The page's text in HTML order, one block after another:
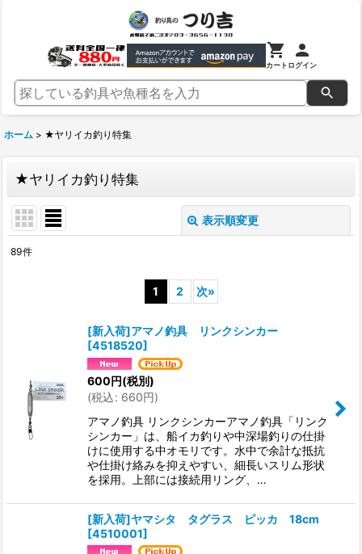
カートログイン
ホーム > ★ヤリイカ釣り特集
★ヤリイカ釣り特集
表示順変更
89件
1 2 次»
[新入荷]アマノ釣具 リンクシンカー
[4518520]
600円(税別)
(税込: 660円)
アマノ釣具 リンクシンカーアマノ釣具「リンク
シンカー」は、船イカ釣りや中深場釣りの仕掛
けに使用する中オモリです。水中で余計な抵抗
や仕掛け絡みを抑えやすい、細長いスリム形状
を採用。上部には接続用リング、…
[新入荷]ヤマシタ タグラス ピッカ 18cm
[4510001]